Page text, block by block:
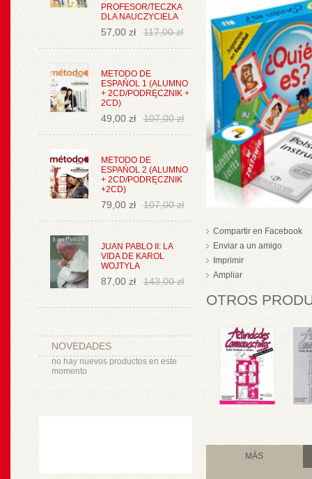
PROFESOR/TECZKA
DLA NAUCZYCIELA
57,00 zł 117,00 zł
METODO DE
ESPAŃOL 1 (ALUMNO
+ 2CD/PODRĘCZNIK +
2CD)
49,00 zł 107,00 zł
METODO DE
ESPAŃOL 2 (ALUMNO
+ 2CD/PODRĘCZNIK
+2CD)
79,00 zł 107,00 zł
JUAN PABLO II: LA
VIDA DE KAROL
WOJTYLA
87,00 zł 143,00 zł
NOVEDADES
no hay nuevos productos en este
momento
Compartir en Facebook
Enviar a un amigo
Imprimir
Ampliar
OTROS
MÁS